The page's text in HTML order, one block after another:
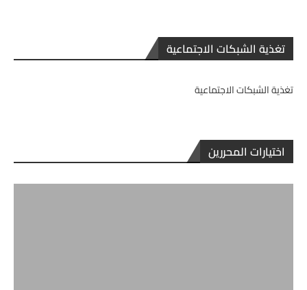
تغذية الشبكات الاجتماعية
تغذية الشبكات الاجتماعية
اختيارات المحررين